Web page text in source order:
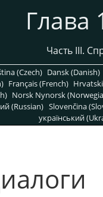
Глава
Часть III.
(Czech) Dansk (Danish)
Français (French)
Norsk Nynorsk
(Russian) Slovenčina
український